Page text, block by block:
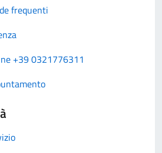
frequenti
+39 0321776311